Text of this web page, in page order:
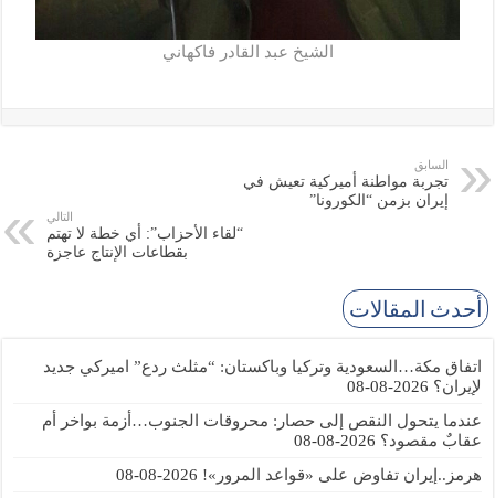
الشيخ عبد القادر فاكهاني
السابق
تجربة مواطنة أميركية تعيش في
إيران بزمن “الكورونا”
التالي
“لقاء الأحزاب”: أي خطة لا تهتم
بقطاعات الإنتاج عاجزة
أحدث المقالات
اتفاق مكة…السعودية وتركيا وباكستان: “مثلث ردع” اميركي جديد
لإيران؟ 2026-08-08
عندما يتحول النقص إلى حصار: محروقات الجنوب…أزمة بواخر أم
عقابٌ مقصود؟ 2026-08-08
هرمز..إيران تفاوض على «قواعد المرور»! 2026-08-08